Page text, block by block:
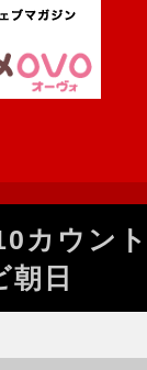
カウン
朝日